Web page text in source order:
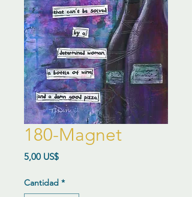
180-Magnet
5,00 US$Precio
Cantidad *